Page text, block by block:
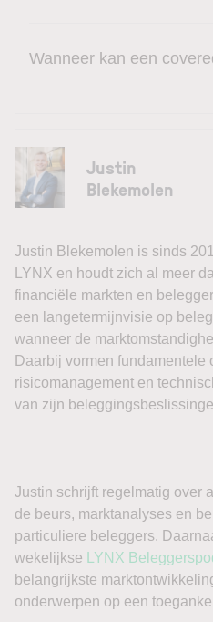
Wanneer kan een
Justin
Blekemolen
Justin Blekemolen is sinds
LYNX en houdt zich al meer
financiële markten en
een langetermijnvisie op
wanneer de
Daarbij vormen fundamentele
risicomanagement en
van zijn
Justin schrijft regelmatig over
de beurs, marktanalyses en
particuliere beleggers.
wekelijkse
LYNX
belangrijkste
onderwerpen op een